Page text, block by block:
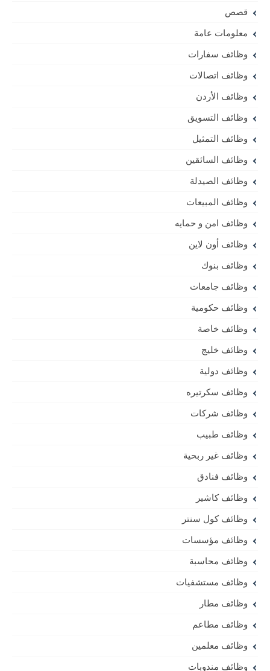
قصص
معلومات عامة
وظائف سفارات
وظائف اتصالات
وظائف الأردن
وظائف التسويق
وظائف التمثيل
وظائف السائقين
وظائف الصيدلة
وظائف المبيعات
وظائف امن و حمايه
وظائف أون لاين
وظائف بنوك
وظائف جامعات
وظائف حكومية
وظائف خاصة
وظائف خليج
وظائف دولية
وظائف سكرتيره
وظائف شركات
وظائف طبيب
وظائف غير ربحية
وظائف فنادق
وظائف كاشير
وظائف كول سنتر
وظائف مؤسسات
وظائف محاسبة
وظائف مستشفيات
وظائف مطار
وظائف مطاعم
وظائف معلمين
وظائف مندوبات